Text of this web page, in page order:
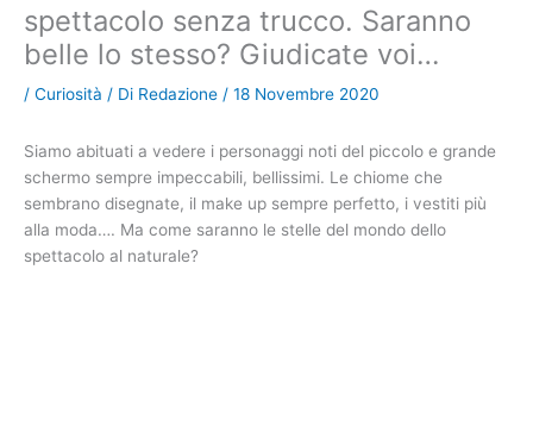
spettacolo senza trucco. Saranno
belle lo stesso? Giudicate voi…
/ Curiosità / Di Redazione / 18 Novembre 2020
Siamo abituati a vedere i personaggi noti del piccolo e grande
schermo sempre impeccabili, bellissimi. Le chiome che
sembrano disegnate, il make up sempre perfetto, i vestiti più
alla moda…. Ma come saranno le stelle del mondo dello
spettacolo al naturale?